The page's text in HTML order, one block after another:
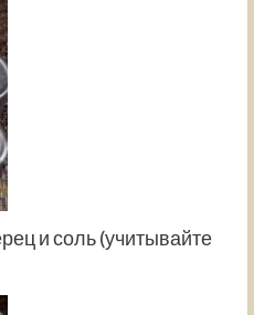
и соль (учитывайте